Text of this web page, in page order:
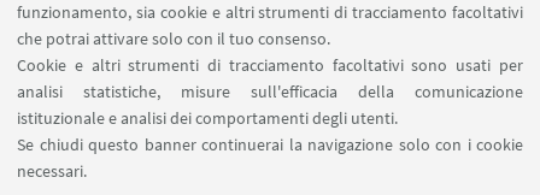
funzionamento, sia cookie e altri strumenti di tracciamento facoltativi
che potrai attivare solo con il tuo consenso.
Cookie e altri strumenti di tracciamento facoltativi sono usati per
analisi statistiche, misure sull'efficacia della comunicazione
istituzionale e analisi dei comportamenti degli utenti.
Se chiudi questo banner continuerai la navigazione solo con i cookie
necessari.
informatiche, l’approfondimento dei temi
corrispondenti alle diverse sezioni di «Medioevo
musicale». Alle prime due linee formative
rispondono sia le lezioni e le esercitazioni, in cui si
illustrano le caratteristiche della scheda
bibliografica in relazione alle sezioni di «Medioevo